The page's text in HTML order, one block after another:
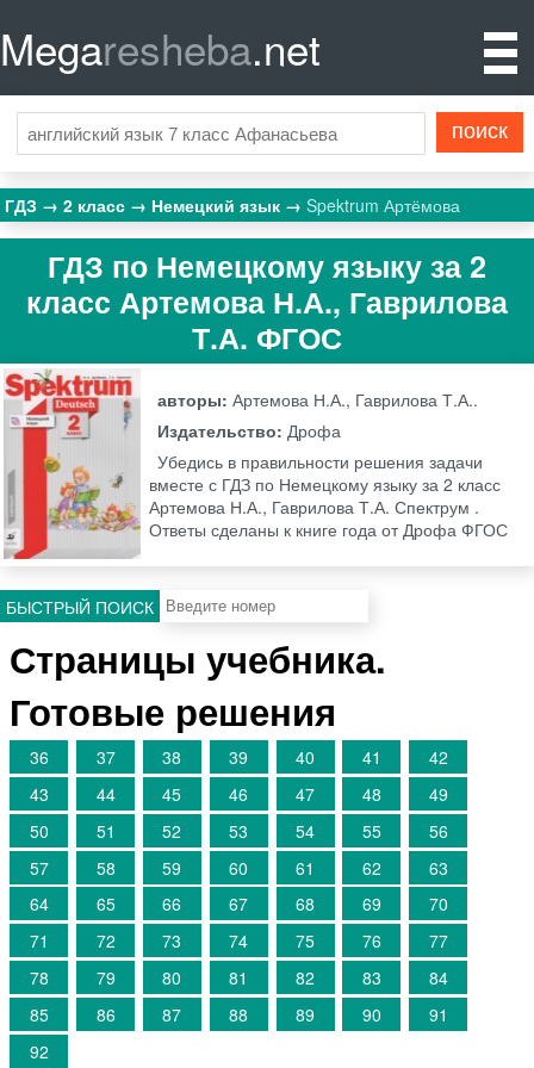
Megaresheba.net
ГДЗ 2 класс Немецкий язык Spektrum Артёмова
ГДЗ по Немецкому языку за 2
класс Артемова Н.А., Гаврилова
Т.А. ФГОС
авторы:Артемова Н.А., Гаврилова Т.А..
Издательство:Дрофа
Убедись в правильности решения задачи
вместе с ГДЗ по Немецкому языку за 2 класс
Артемова Н.А., Гаврилова Т.А. Спектрум .
Ответы сделаны к книге года от Дрофа ФГОС
БЫСТРЫЙ ПОИСК
Страницы учебника.
Готовые решения
36 37 38 39 40 41
42
43
44 45 46 47 48
49
50
51 52 53 54 55
56
57
58 59 60 61 62
63
64
65 66 67 68 69
70
71
72 73 74 75 76
77
78
79 80 81 82 83
84
85
86 87 88 89 90
91
92